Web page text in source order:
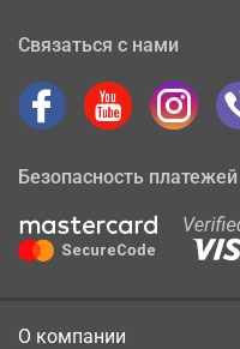
Связаться с нами
Безопасность платежей
О компании